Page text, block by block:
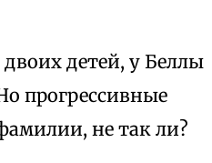
детей, у Беллы
прогрессивные
не так ли?